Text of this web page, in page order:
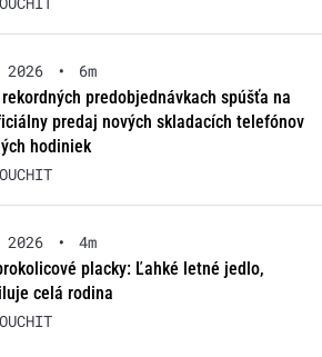
•
6m
predobjednávkach spúšťa na
predaj nových skladacích telefónov
hodiniek
•
4m
placky: Ľahké letné jedlo,
celá rodina